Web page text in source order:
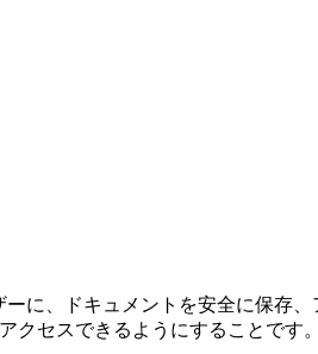
に、ドキュメントを安全に保存
セスできるようにすることです。